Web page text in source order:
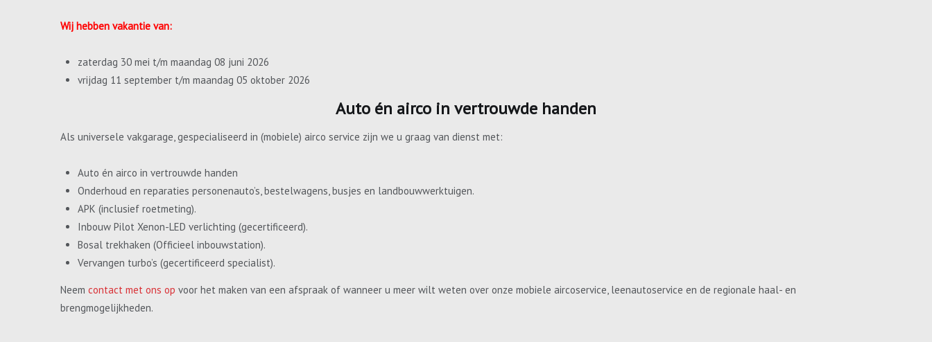
Wij hebben vakantie van:
zaterdag 30 mei t/m maandag 08 juni 2026
vrijdag 11 september t/m maandag 05 oktober 2026
Auto én airco in vertrouwde handen
Als universele vakgarage, gespecialiseerd in (mobiele) airco service zijn we u graag van dienst met:
Auto én airco in vertrouwde handen
Onderhoud en reparaties personenauto’s, bestelwagens, busjes en landbouwwerktuigen.
APK (inclusief roetmeting).
Inbouw Pilot Xenon-LED verlichting (gecertificeerd).
Bosal trekhaken (Officieel inbouwstation).
Vervangen turbo’s (gecertificeerd specialist).
Neem contact met ons op voor het maken van een afspraak of wanneer u meer wilt weten over onze mobiele aircoservice, leenautoservice en de regionale haal- en
brengmogelijkheden.